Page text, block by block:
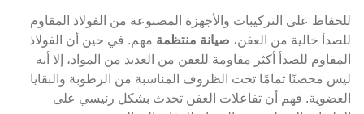
للحفاظ على التركيبات والأجهزة المصنوعة من الفولاذ المقاوم
للصدأ خالية من العفن، صيانة منتظمةمهم. في حين أن الفولاذ
المقاوم للصدأ أكثر مقاومة للعفن من العديد من المواد، إلا أنه
ليس محصنًا تمامًا تحت الظروف المناسبة من الرطوبة والبقايا
العضوية. فهم أن تفاعلات العفن تحدث بشكل رئيسي على